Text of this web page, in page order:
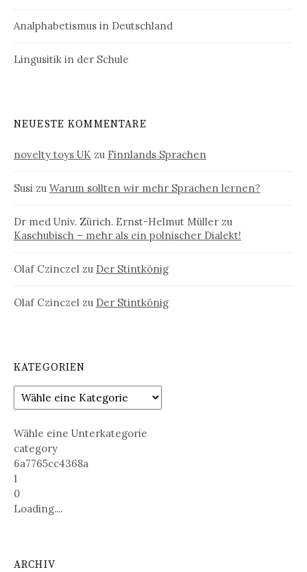
Analphabetismus in Deutschland
Lingusitik in der Schule
NEUESTE KOMMENTARE
novelty toys UK zu Finnlands Sprachen
Susi zu Warum sollten wir mehr Sprachen lernen?
Dr med Univ. Zürich. Ernst-Helmut Müller zu
Kaschubisch – mehr als ein polnischer Dialekt!
Olaf Czinczel zu Der Stintkönig
Olaf Czinczel zu Der Stintkönig
KATEGORIEN
Wähle eine Unterkategorie
category
6a7765cc4368a
1
0
Loading....
ARCHIV